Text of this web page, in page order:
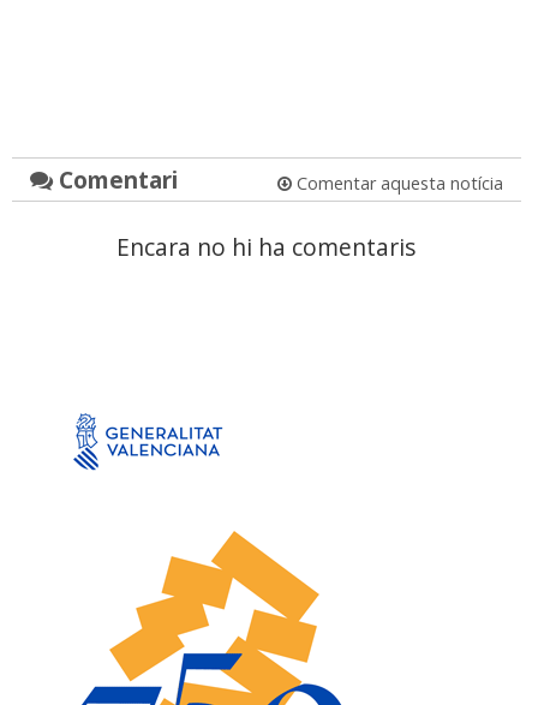
Comentari Comentar aquesta notícia
Encara no hi ha comentaris